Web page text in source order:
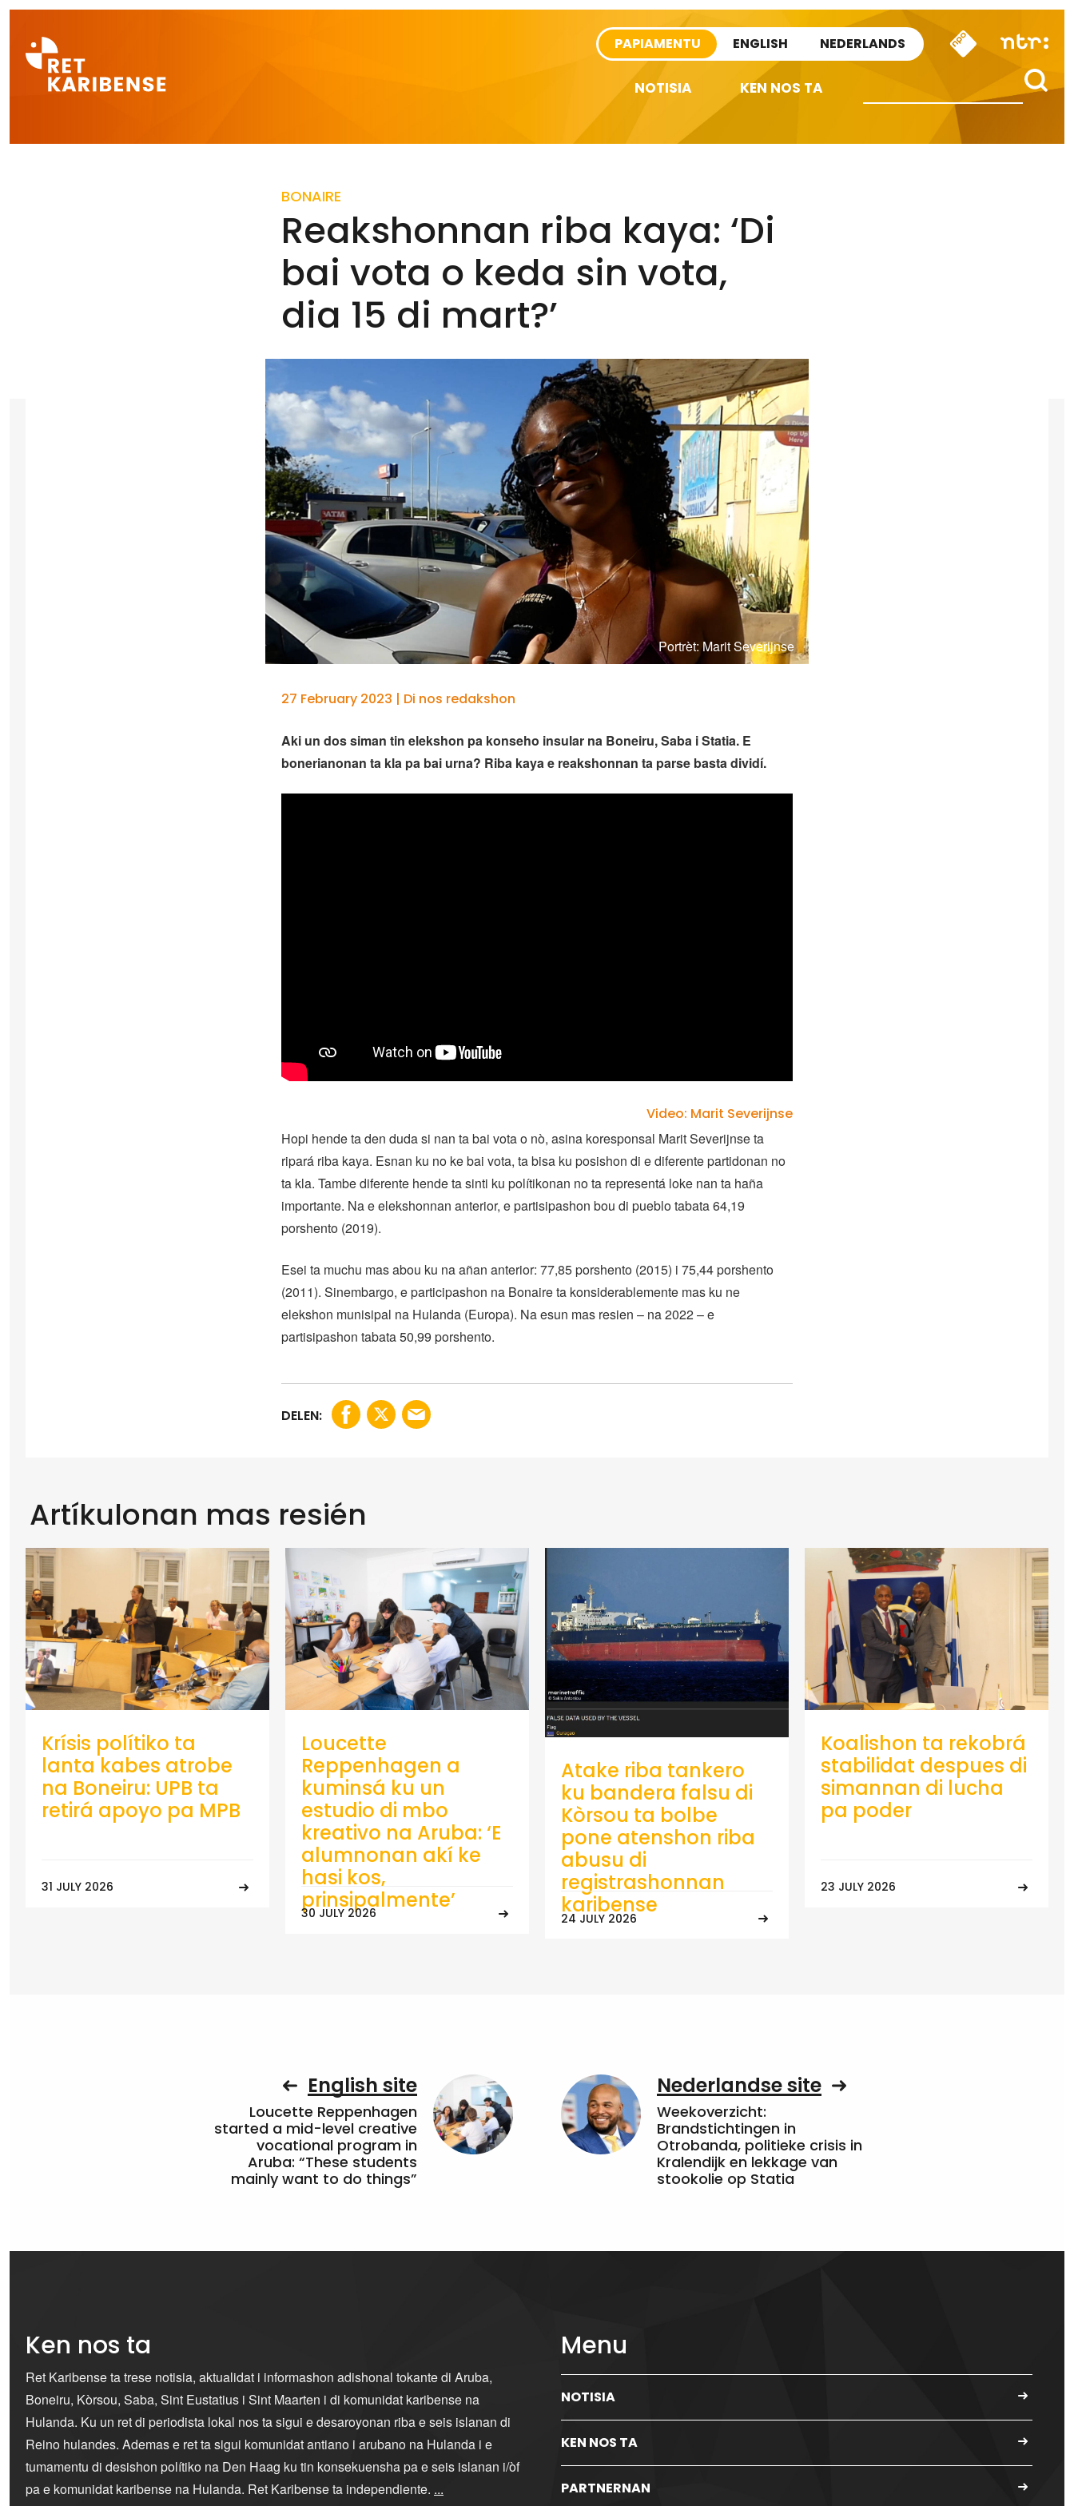
PAPIAMENTU ENGLISH NEDERLANDS
NOTISIA KEN NOS TA
BONAIRE
Reakshonnan riba kaya: ‘Di
bai vota o keda sin vota,
dia 15 di mart?’
Portrèt: Marit Severijnse
27 February 2023 | Di nos redakshon
Aki un dos siman tin elekshon pa konseho insular na Boneiru, Saba i Statia. E
bonerianonan ta kla pa bai urna? Riba kaya e reakshonnan ta parse basta dividí.
Video: Marit Severijnse
Hopi hende ta den duda si nan ta bai vota o nò, asina koresponsal Marit Severijnse ta
ripará riba kaya. Esnan ku no ke bai vota, ta bisa ku posishon di e diferente partidonan no
ta kla. Tambe diferente hende ta sinti ku polítikonan no ta representá loke nan ta haña
importante. Na e elekshonnan anterior, e partisipashon bou di pueblo tabata 64,19
porshento (2019).
Esei ta muchu mas abou ku na añan anterior: 77,85 porshento (2015) i 75,44 porshento
(2011). Sinembargo, e participashon na Bonaire ta konsiderablemente mas ku ne
elekshon munisipal na Hulanda (Europa). Na esun mas resien – na 2022 – e
partisipashon tabata 50,99 porshento.
DELEN:
Artíkulonan mas resién
Krísis polítiko ta
lanta kabes atrobe
na Boneiru: UPB ta
retirá apoyo pa MPB
31 JULY 2026
Loucette
Reppenhagen a
kuminsá ku un
estudio di mbo
kreativo na Aruba: ‘E
alumnonan akí ke
hasi kos,
prinsipalmente’
30 JULY 2026
Atake riba tankero
ku bandera falsu di
Kòrsou ta bolbe
pone atenshon riba
abusu di
registrashonnan
karibense
24 JULY 2026
Koalishon ta rekobrá
stabilidat despues di
simannan di lucha
pa poder
23 JULY 2026
English site
Loucette Reppenhagen
started a mid-level creative
vocational program in
Aruba: “These students
mainly want to do things”
Nederlandse site
Weekoverzicht:
Brandstichtingen in
Otrobanda, politieke crisis in
Kralendijk en lekkage van
stookolie op Statia
Ken nos ta
Ret Karibense ta trese notisia, aktualidat i informashon adishonal tokante di Aruba,
Boneiru, Kòrsou, Saba, Sint Eustatius i Sint Maarten i di komunidat karibense na
Hulanda. Ku un ret di periodista lokal nos ta sigui e desaroyonan riba e seis islanan di
Reino hulandes. Ademas e ret ta sigui komunidat antiano i arubano na Hulanda i e
tumamentu di desishon polítiko na Den Haag ku tin konsekuensha pa e seis islanan i/òf
pa e komunidat karibense na Hulanda. Ret Karibense ta independiente. ...
Menu
NOTISIA
KEN NOS TA
PARTNERNAN